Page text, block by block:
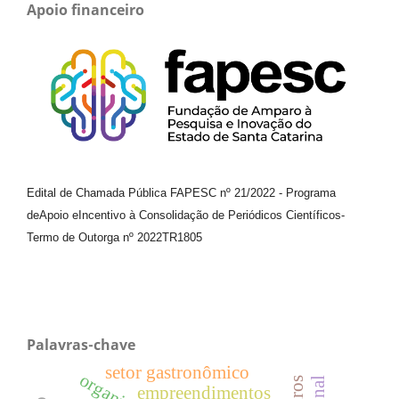
Apoio financeiro
Edital de Chamada Pública FAPESC nº 21/2022 - Programa
deApoio e Incentivo à Consolidação de Periódicos Científicos-
Termo de Outorga nº 2022TR1805
Palavras-chave
setor gastronômico
empreendimentos